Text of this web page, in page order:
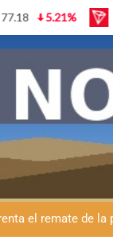
marchará contra
el Senado: “No
Zoonosis
el remate de la
marchará contra
0.95%